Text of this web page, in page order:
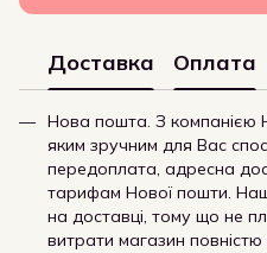
Доставка Оплата
Нова пошта. З
яким зручним для Вас
передоплата, адресна
тарифам Нової пошти.
на доставці, тому що не
витрати магазин